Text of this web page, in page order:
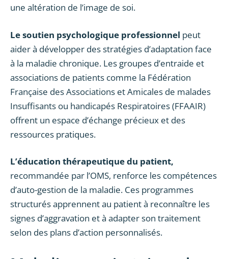
une altération de l’image de soi.
Le soutien psychologique professionnel peut
aider à développer des stratégies d’adaptation face
à la maladie chronique. Les groupes d’entraide et
associations de patients comme la Fédération
Française des Associations et Amicales de malades
Insuffisants ou handicapés Respiratoires (FFAAIR)
offrent un espace d’échange précieux et des
ressources pratiques.
L’éducation thérapeutique du patient,
recommandée par l’OMS, renforce les compétences
d’auto-gestion de la maladie. Ces programmes
structurés apprennent au patient à reconnaître les
signes d’aggravation et à adapter son traitement
selon des plans d’action personnalisés.